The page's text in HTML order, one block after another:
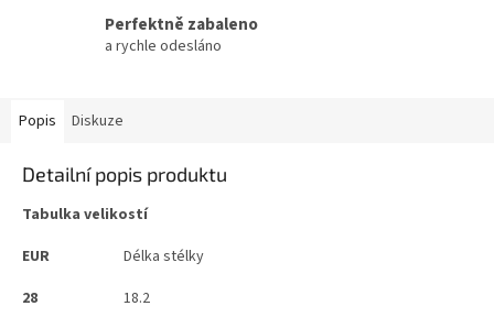
Perfektně zabaleno
a rychle odesláno
Popis Diskuze
Detailní popis produktu
Tabulka velikostí
EUR
Délka stélky
28
18.2